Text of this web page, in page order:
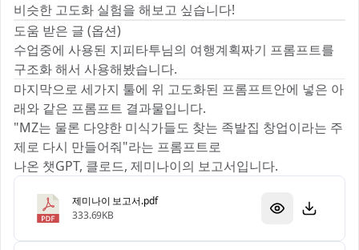
비슷한 고도화 실험을 해보고 싶습니다! 🚀
도움 받은 글 (옵션)
수업중에 사용된 지피타투님의 여행계획짜기 프롬프트를
구조화 해서 사용해봤습니다.
마지막으로 세가지 툴에 위 고도화된 프롬프트안에 넣은 아
래와 같은 프롬프트 결과물입니다.
"MZ는 물론 다양한 미식가들도 찾는 족발집 창업이라는 주
제로 다시 만들어줘"라는 프롬프트로
나온 챗GPT, 클로드, 제미나이의 보고서입니다.
제미나이 보고서.pdf
333.69KB